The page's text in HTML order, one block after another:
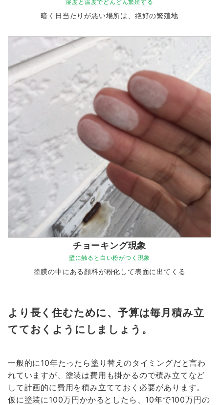
湿度と温度でどんどん繁殖する
暗く日当たりが悪い場所は、絶好の繁殖地
チョーキング現象
壁に触ると白い粉がつく現象
塗膜の中にある顔料が粉化して表面に出てくる
より長く住むために、予算は毎月積み立
てておくようにしましょう。
一般的に10年たったら塗り替えのタイミングだと言わ
れていますが、塗装は費用も掛かるので積み立てなど
して計画的に費用を積み立てておく必要があります。
仮に塗装に100万円かかるとしたら、10年で100万円の